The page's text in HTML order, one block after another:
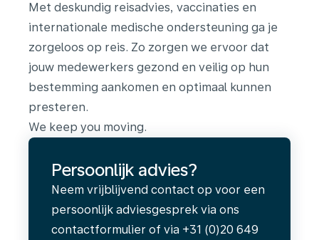
Met deskundig reisadvies, vaccinaties en
internationale medische ondersteuning ga je
zorgeloos op reis. Zo zorgen we ervoor dat
jouw medewerkers gezond en veilig op hun
bestemming aankomen en optimaal kunnen
presteren.
We keep you moving.
Persoonlijk advies?
Neem vrijblijvend contact op voor een
persoonlijk adviesgesprek via ons
contactformulier of via +31 (0)20 649